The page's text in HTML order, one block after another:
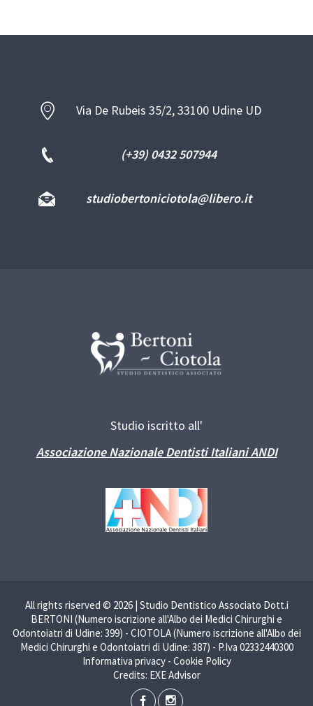
Via De Rubeis 35/2, 33100 Udine UD
(+39) 0432 507944
studiobertoniciotola@libero.it
Studio iscritto all'
Associazione Nazionale Dentisti Italiani ANDI
All rights riserved © 2026 | Studio Dentistico Associato Dott.i
BERTONI (Numero iscrizione all'Albo dei Medici Chirurghi e
Odontoiatri di Udine: 399) - CIOTOLA (Numero iscrizione all'Albo dei
Medici Chirurghi e Odontoiatri di Udine: 387) - P.Iva 02332440300
Informativa privacy- Cookie Policy
Credits: EXE Advisor